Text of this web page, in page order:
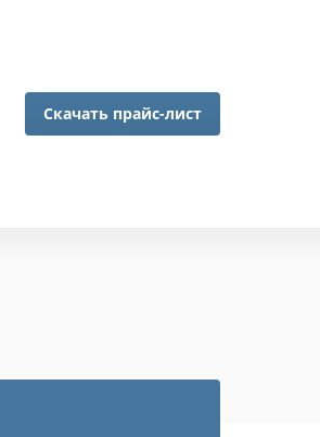
Скачать прайс-лист